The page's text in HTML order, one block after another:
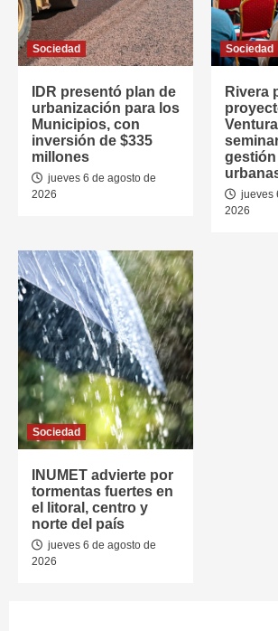
Sociedad
IDR presentó plan de
urbanización para los
Municipios, con
inversión de $335
millones
jueves 6 de agosto de
2026
Sociedad
Rivera
jueves
2026
Sociedad
INUMET advierte por
tormentas fuertes en
el litoral, centro y
norte del país
jueves 6 de agosto de
2026